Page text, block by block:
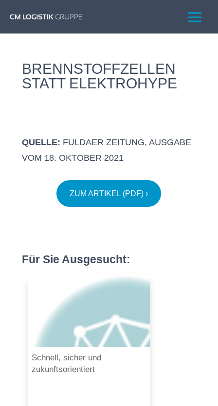
BRENNSTOFFZELLEN
STATT ELEKTROHYPE
QUELLE: FULDAER ZEITUNG, AUSGABE
VOM 18. OKTOBER 2021
ZUM ARTIKEL (PDF) ›
Für Sie Ausgesucht:
Schnell, sicher und
zukunftsorientiert